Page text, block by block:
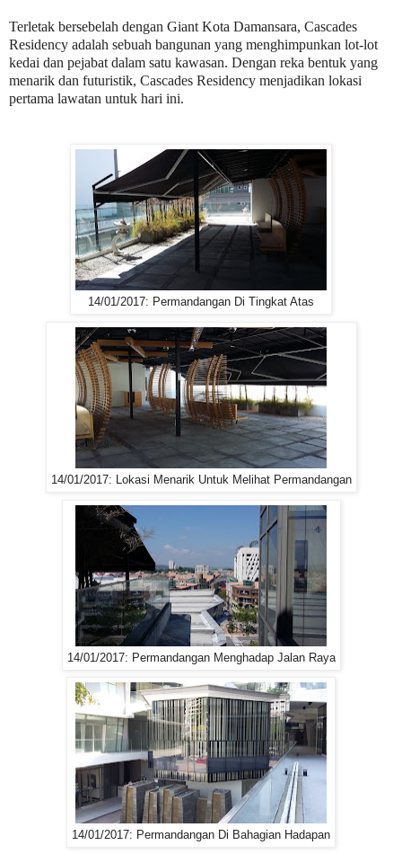
Terletak bersebelah dengan Giant Kota Damansara, Cascades
Residency adalah sebuah bangunan yang menghimpunkan lot-lot
kedai dan pejabat dalam satu kawasan. Dengan reka bentuk yang
menarik dan futuristik, Cascades Residency menjadikan lokasi
pertama lawatan untuk hari ini.
14/01/2017: Permandangan Di Tingkat Atas
14/01/2017: Lokasi Menarik Untuk Melihat Permandangan
14/01/2017: Permandangan Menghadap Jalan Raya
14/01/2017: Permandangan Di Bahagian Hadapan